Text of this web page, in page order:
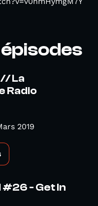
// La
Radio
2019
- Get In